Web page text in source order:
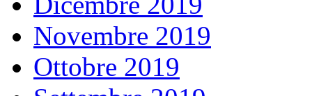
Novembre 2019
Ottobre 2019